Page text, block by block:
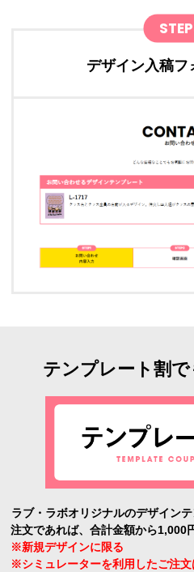
デザイン入稿フ
テンプレート割で
ラブ・ラボオリジナルのデザイン
注文であれば、合計金額から1,000
※新規デザインに限る
※シミュレーターを利用したご注